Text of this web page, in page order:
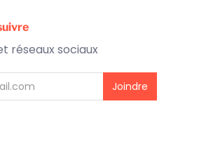
réseaux sociaux